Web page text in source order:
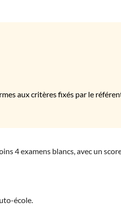
aux critères fixés par le
4 examens blancs, avec un
école.